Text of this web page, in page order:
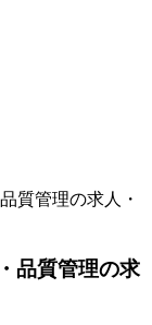
質管理の求人・
品質管理の求